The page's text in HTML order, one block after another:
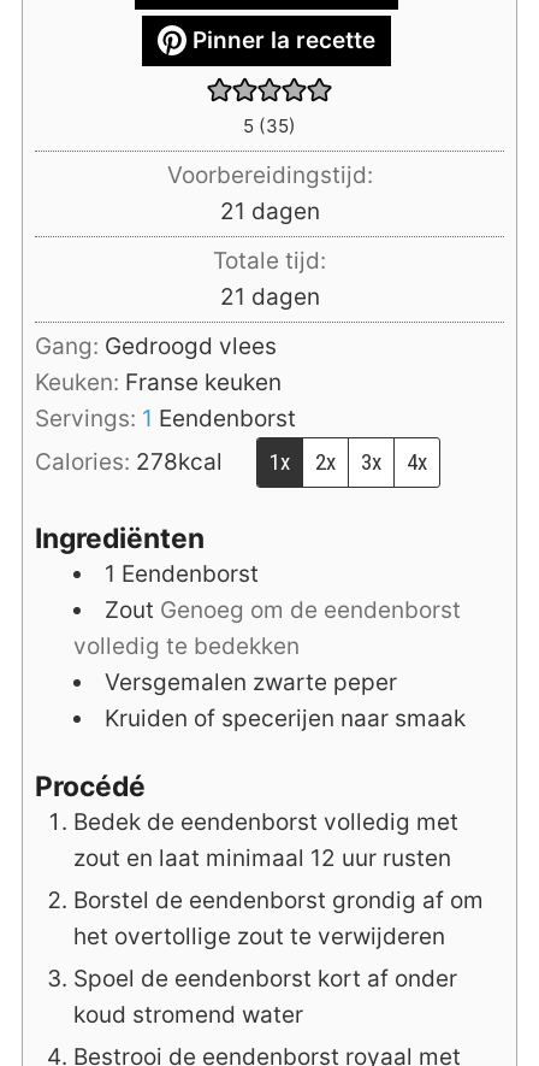
Pinner la recette
5 (35)
Voorbereidingstijd:
21 dagen
dagen
Totale tijd:
21 dagen
dagen
Gang: Gedroogd vlees
Keuken: Franse keuken
Servings: 1 Eendenborst
Calories: 278kcal 1x 2x 3x 4x
Ingrediënten
1 Eendenborst
Zout Genoeg om de eendenborst
volledig te bedekken
Versgemalen zwarte peper
Kruiden of specerijen naar smaak
Procédé
Bedek de eendenborst volledig met
zout en laat minimaal 12 uur rusten
Borstel de eendenborst grondig af om
het overtollige zout te verwijderen
Spoel de eendenborst kort af onder
koud stromend water
Bestrooi de eendenborst royaal met